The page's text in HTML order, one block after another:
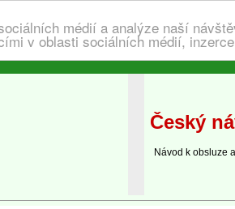
médií a analýze naší
v oblasti sociálních médií,
Český
Návod k obsluze